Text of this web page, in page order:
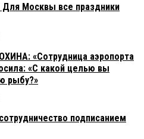
Москвы все праздники
«Сотрудница аэропорта
«С какой целью вы
рыбу?»
подписанием